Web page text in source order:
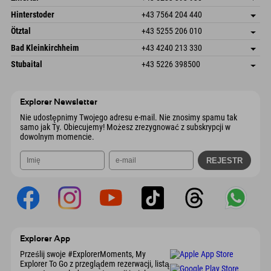
Austria
Książka
Schmiedau 2
Austria
Zapisz adres
Książka
Hinterstoder +43 7564 204 440
Freizeitpark 10
Austria
Zapisz adres
Książka
Ötztal +43 5255 206 010
Gscheat 14
Austria
Zapisz adres
Książka
Bad Kleinkirchheim +43 4240 213 330
Dorfstraße 24
Zapisz adres
Stubaital +43 5226 398500
Explorer Newsletter
Nie udostępnimy Twojego adresu e-mail. Nie znosimy spamu tak
samo jak Ty. Obiecujemy! Możesz zrezygnować z subskrypcji w
dowolnym momencie.
Explorer App
Prześlij swoje #ExplorerMoments, My
Explorer To Go z przeglądem rezerwacji, listą